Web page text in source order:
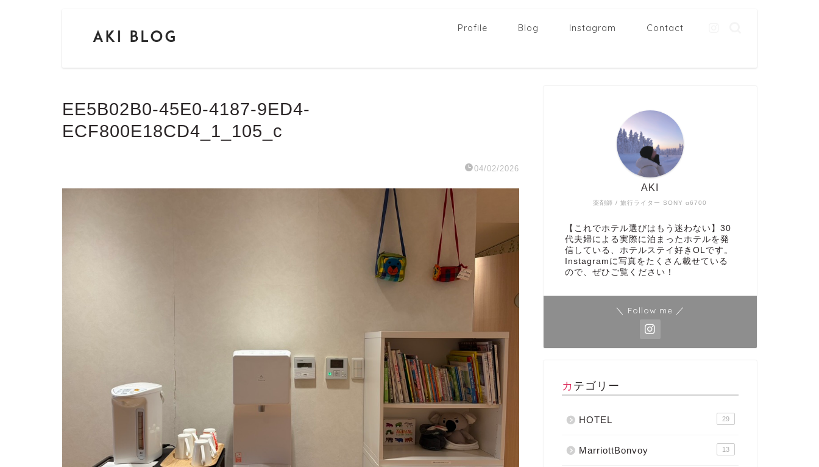
Profile Blog Instagram Contact
EE5B02B0-45E0-4187-9ED4-
ECF800E18CD4_1_105_c
04/02/2026
薬剤師 / 旅行ライター SONY α6700
AKI
【これでホテル選びはもう迷わない】30
代夫婦による実際に泊まったホテルを発
信している、ホテルステイ好きOLです。
Instagramに写真をたくさん載せている
ので、ぜひご覧ください！
＼ Follow me ／
カテゴリー
HOTEL 29
MarriottBonvoy 13